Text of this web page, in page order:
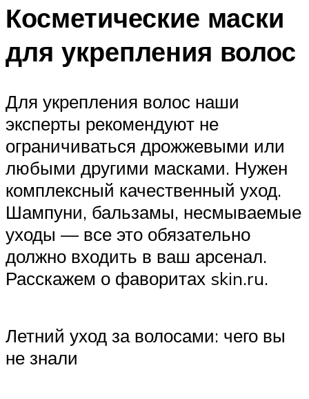
Косметические маски
для укрепления волос
Для укрепления волос наши
эксперты рекомендуют не
ограничиваться дрожжевыми или
любыми другими масками. Нужен
комплексный качественный уход.
Шампуни, бальзамы, несмываемые
уходы — все это обязательно
должно входить в ваш арсенал.
Расскажем о фаворитах skin.ru.
Летний уход за волосами: чего вы
не знали